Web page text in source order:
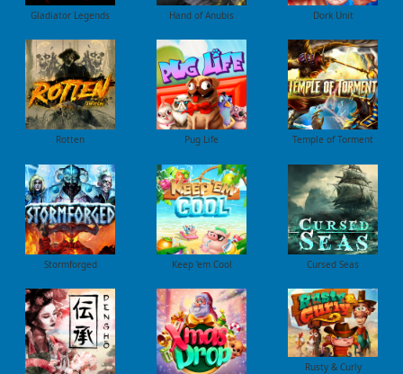
Gladiator Legends Hand of Anubis Dork Unit
Rotten Pug Life Temple of Torment
Stormforged Keep 'em Cool Cursed Seas
Rusty & Curly